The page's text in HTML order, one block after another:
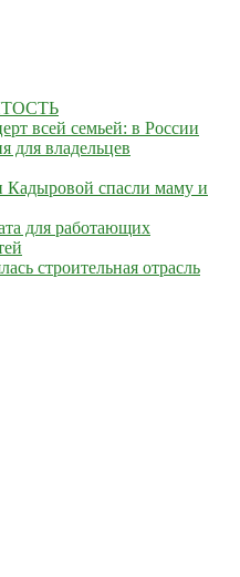
всей семьей: в России
для владельцев
спасли маму и
для работающих
строительная отрасль